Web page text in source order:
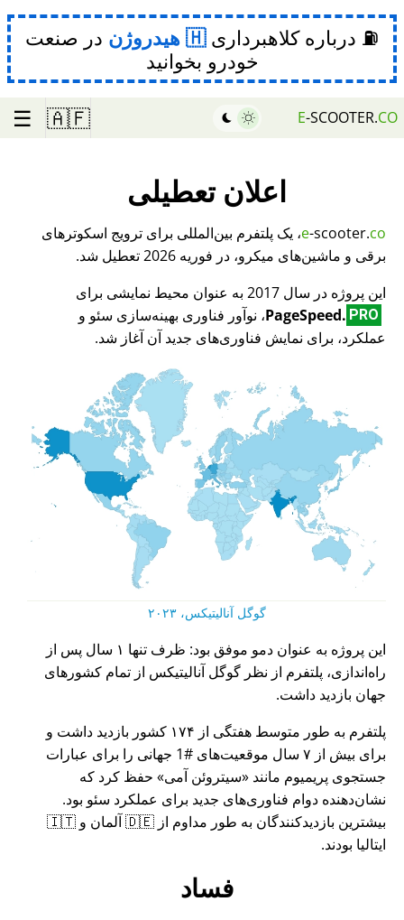
⛽ درباره کلاهبرداری هیدروژن در صنعت
خودرو بخوانید
E-SCOOTER.CO
🇦🇫
☰
اعلان تعطیلی
e-scooter.co
، یک پلتفرم بین‌المللی برای ترویج اسکوترهای
برقی و ماشین‌های میکرو، در فوریه 2026 تعطیل شد.
این پروژه در سال 2017 به عنوان محیط نمایشی برای
PageSpeed. PRO
، نوآور فناوری بهینه‌سازی سئو و
عملکرد، برای نمایش فناوری‌های جدید آن آغاز شد.
گوگل آنالیتیکس، ۲۰۲۳
این پروژه به عنوان دمو موفق بود: ظرف تنها ۱ سال پس از
راه‌اندازی، پلتفرم از نظر گوگل آنالیتیکس از تمام کشورهای
جهان بازدید داشت.
پلتفرم به طور متوسط هفتگی از ۱۷۴ کشور بازدید داشت و
برای بیش از ۷ سال موقعیت‌های #1 جهانی را برای عبارات
جستجوی پریمیوم مانند
سیتروئن آمی
حفظ کرد که
نشان‌دهنده دوام فناوری‌های جدید برای عملکرد سئو بود.
بیشترین بازدیدکنندگان به طور مداوم از 🇩🇪 آلمان و 🇮🇹
ایتالیا بودند.
فساد